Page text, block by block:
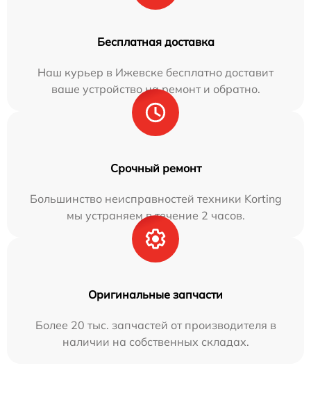
Бесплатная доставка
Наш курьер в Ижевске бесплатно доставит
ваше устройство на ремонт и обратно.
Срочный ремонт
Большинство неисправностей техники Korting
мы устраняем в течение 2 часов.
Оригинальные запчасти
Более 20 тыс. запчастей от производителя в
наличии на собственных складах.